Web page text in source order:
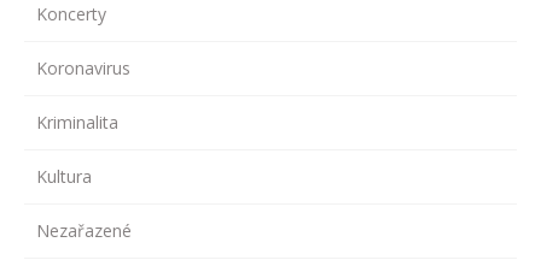
Koncerty
Koronavirus
Kriminalita
Kultura
Nezařazené